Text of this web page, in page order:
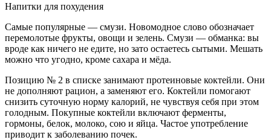
Напитки для похудения
Самые популярные — смузи. Новомодное слово обозначает
перемолотые фрукты, овощи и зелень. Смузи — обманка: вы
вроде как ничего не едите, но зато остаетесь сытыми. Мешать
можно что угодно, кроме сахара и мёда.
Позицию № 2 в списке занимают протеиновые коктейли. Они
не дополняют рацион, а заменяют его. Коктейли помогают
снизить суточную норму калорий, не чувствуя себя при этом
голодным. Покупные коктейли включают ферменты,
гормоны, белок, молоко, сою и яйца. Частое употребление
приводит к заболеванию почек.